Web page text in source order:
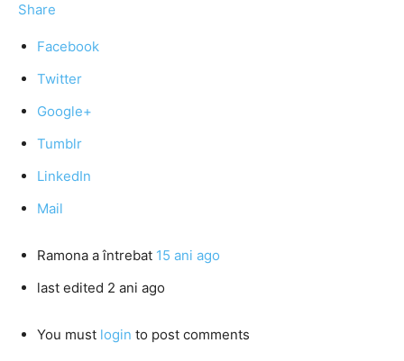
Share
Facebook
Twitter
Google+
Tumblr
LinkedIn
Mail
Ramona a întrebat 15 ani ago
last edited 2 ani ago
You must login to post comments